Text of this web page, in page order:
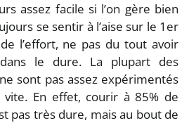
assez facile si l’on gère bien
se sentir à l’aise sur le 1er
l’effort, ne pas du tout avoir
dans le dure. La plupart des
sont pas assez expérimentés
En effet, courir à 85% de
pas très dure, mais au bout de